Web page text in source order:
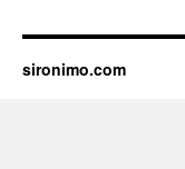
sironimo.com